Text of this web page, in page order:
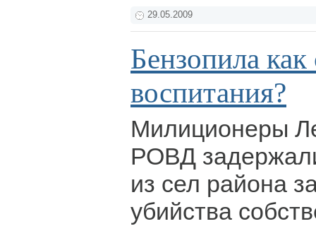
29.05.2009
Бензопила как
воспитания?
Милиционеры
РОВД
из сел района
убийства